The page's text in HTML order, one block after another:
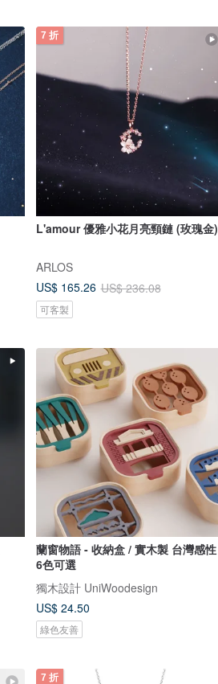
7 折
L'amour 優雅小花月亮頸鏈 (玫瑰金)
ARLOS
US$ 165.26 US$ 236.08
可客製
蘭窗物語 - 收納盒 / 實木製 台灣感性
6色可選
獨木設計 UniWoodesign
US$ 24.50
綠色友善
7 折